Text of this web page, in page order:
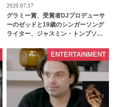
2020.07.17
グラミー賞、受賞者DJプロデューサ
ーのゼッドと19歳のシンガーソング
ライター、ジャスミン・トンプソン
リース！MVも公開［動画あり］ |
tvgroove
ENTERTAINMENT